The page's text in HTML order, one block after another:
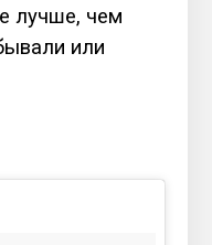
лучше, чем
или